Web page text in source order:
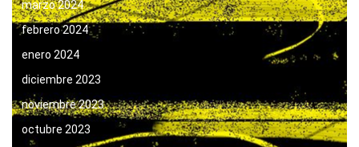
marzo 2024
febrero 2024
enero 2024
diciembre 2023
noviembre 2023
octubre 2023